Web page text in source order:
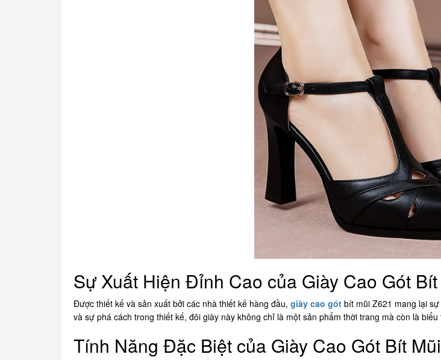
Sự Xuất Hiện Đỉnh Cao của Giày Cao Gót Bít
Được thiết kế và sản xuất bởi các nhà thiết kế hàng đầu, giày cao gót bít mũi Z621 mang lại
và sự phá cách trong thiết kế, đôi giày này không chỉ là một sản phẩm thời trang mà còn là
Tính Năng Đặc Biệt của Giày Cao Gót Bít